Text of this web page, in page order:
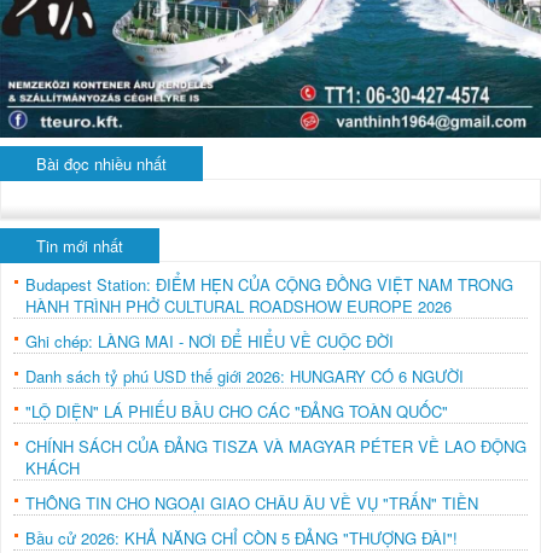
Bài đọc nhiều nhất
Tin mới nhất
Budapest Station: ĐIỂM HẸN CỦA CỘNG ĐỒNG VIỆT NAM TRONG
HÀNH TRÌNH PHỞ CULTURAL ROADSHOW EUROPE 2026
Ghi chép: LÀNG MAI - NƠI ĐỂ HIỂU VỀ CUỘC ĐỜI
Danh sách tỷ phú USD thế giới 2026: HUNGARY CÓ 6 NGƯỜI
"LỘ DIỆN" LÁ PHIẾU BẦU CHO CÁC "ĐẢNG TOÀN QUỐC"
CHÍNH SÁCH CỦA ĐẢNG TISZA VÀ MAGYAR PÉTER VỀ LAO ĐỘNG
KHÁCH
THÔNG TIN CHO NGOẠI GIAO CHÂU ÂU VỀ VỤ "TRẤN" TIỀN
Bầu cử 2026: KHẢ NĂNG CHỈ CÒN 5 ĐẢNG "THƯỢNG ĐÀI"!